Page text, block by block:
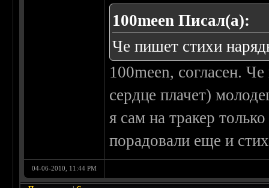
100meen Писал(а):
Че пишет стихи
100meen, согласен.
сердце плачет)
я сам на тракер
порадовали еще и
04-06-2010, 11:44 PM